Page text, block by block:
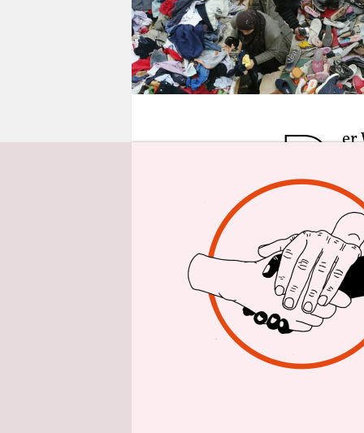
abo
genossenschaft
epaper login
D er
Lafayette
warnen
Bis Ende
Europäer
Tunesier